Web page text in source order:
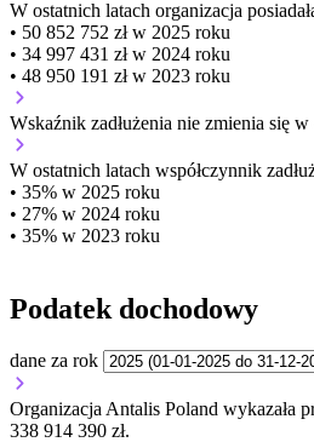
W ostatnich latach organizacja
• 50 852 752 zł w 2025 roku
• 34 997 431 zł w 2024 roku
• 48 950 191 zł w 2023 roku
Wskaźnik zadłużenia nie zmienia się w
W ostatnich latach współczynnik
• 35% w 2025 roku
• 27% w 2024 roku
• 35% w 2023 roku
Podatek dochodowy
dane za rok
Organizacja Antalis Poland wykazała
338 914 390 zł.